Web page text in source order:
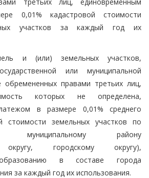
0,01% кадастровой стоимости
участков за каждый год их
и (или) земельных участков,
или муниципальной
обремененных правами третьих лиц,
которых не определена,
в размере 0,01% среднего
стоимости земельных участков по
муниципальному району
округу, городскому округу),
в составе города
за каждый год их использования.